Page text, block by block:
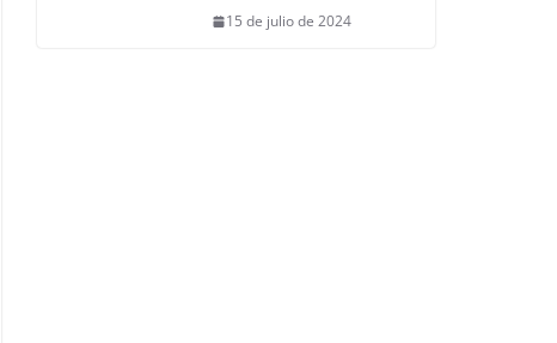
15 de julio de 2024